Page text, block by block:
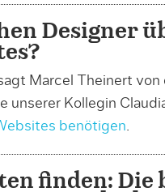
Designer
Marcel Theinert
unserer Kollegin
benötigen.
finden: Die